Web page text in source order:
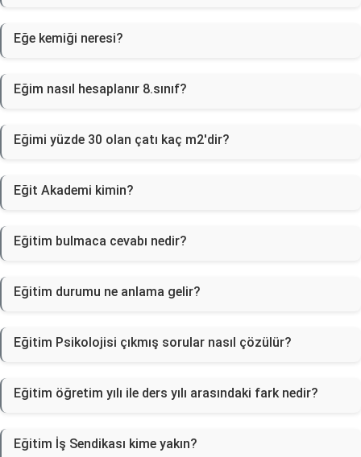
Eğe kemiği neresi?
Eğim nasıl hesaplanır 8.sınıf?
Eğimi yüzde 30 olan çatı kaç m2'dir?
Eğit Akademi kimin?
Eğitim bulmaca cevabı nedir?
Eğitim durumu ne anlama gelir?
Eğitim Psikolojisi çıkmış sorular nasıl çözülür?
Eğitim öğretim yılı ile ders yılı arasındaki fark nedir?
Eğitim İş Sendikası kime yakın?